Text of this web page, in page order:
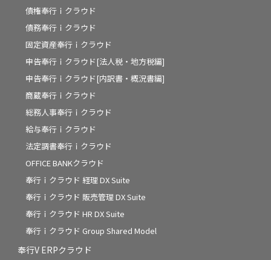
債権奉行ｉクラウド
債務奉行ｉクラウド
固定資産奉行ｉクラウド
申告奉行ｉクラウド[法人税・地方税編]
申告奉行ｉクラウド[内訳書・概況書編]
商蔵奉行ｉクラウド
総務人事奉行ｉクラウド
給与奉行ｉクラウド
法定調書奉行ｉクラウド
OFFICE BANKクラウド
奉行ｉクラウド 経理 DX Suite
奉行ｉクラウド 販売管理 DX Suite
奉行ｉクラウド HR DX Suite
奉行ｉクラウド Group Shared Model
奉行V ERPクラウド